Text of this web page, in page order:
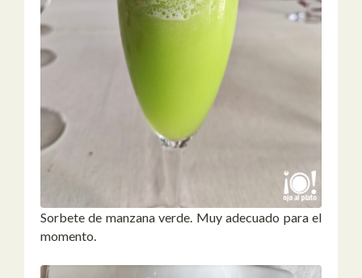
Sorbete de manzana verde. Muy adecuado para el
momento.